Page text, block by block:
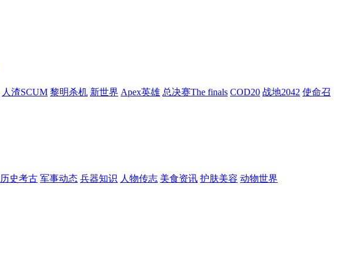
人渣SCUM 黎明杀机 新世界 Apex英雄 总决赛The finals COD20 战地2042 使命召
历史考古 军事动态 兵器知识 人物传志 美食资讯 护肤美容 动物世界